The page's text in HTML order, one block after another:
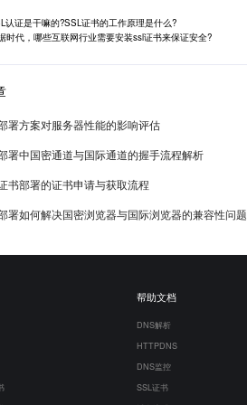
认证是干嘛的?SSL证书的工作原理是什么?
时代，哪些互联网行业需要安装ssl证书来保证安全?
署方案对服务器性能的影响评估
署中国密通道与国际通道的握手流程解析
书部署的证书申请与获取流程
署如何解决国密浏览器与国际浏览器的兼容性问题
帮助文档
DNS解析
HTTPDNS
DNS监控
SSL证书